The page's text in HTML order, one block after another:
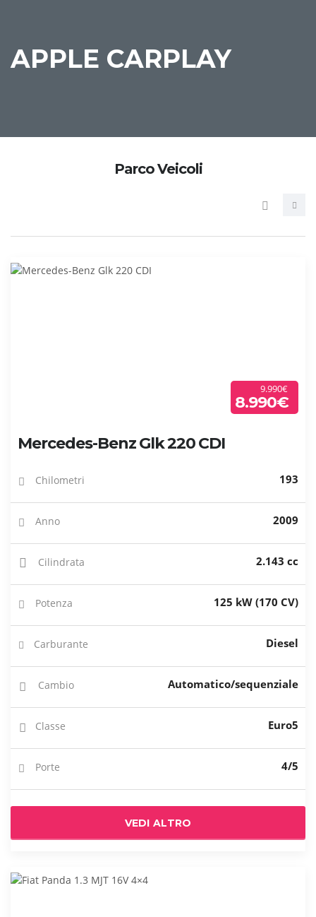
APPLE CARPLAY
Parco Veicoli
9.990€
8.990€
Mercedes-Benz Glk 220 CDI
Chilometri 193
Anno 2009
Cilindrata 2.143 cc
Potenza 125 kW (170 CV)
Carburante Diesel
Cambio Automatico/sequenziale
Classe Euro5
Porte 4/5
VEDI ALTRO